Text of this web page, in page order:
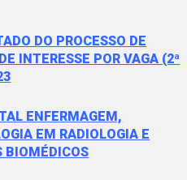
DO PROCESSO DE
INTERESSE POR VAGA (2ª
ENFERMAGEM,
EM RADIOLOGIA E
BIOMÉDICOS